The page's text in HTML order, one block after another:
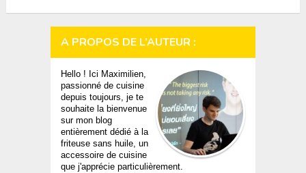
A PROPOS DE L’AUTEUR :
Hello ! Ici Maximilien,
passionné de cuisine
depuis toujours, je te
souhaite la bienvenue
sur mon blog
entièrement dédié à la
friteuse sans huile, un
accessoire de cuisine
que j'apprécie particulièrement.